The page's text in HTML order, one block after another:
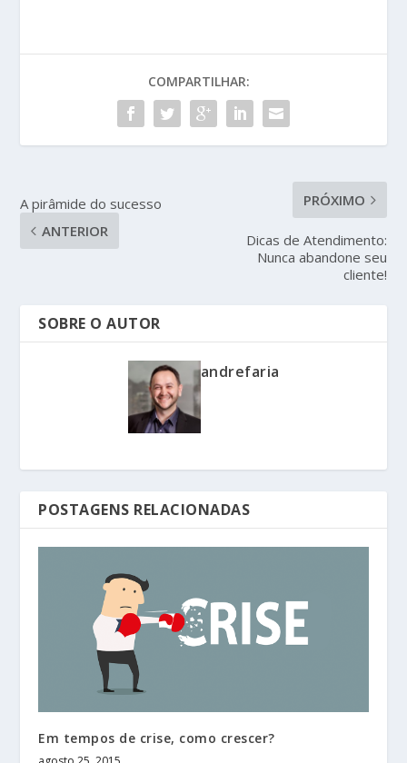
COMPARTILHAR:
A pirâmide do sucesso
ANTERIOR
PRÓXIMO
Dicas de Atendimento:
Nunca abandone seu
cliente!
SOBRE O AUTOR
andrefaria
POSTAGENS RELACIONADAS
Em tempos de crise, como crescer?